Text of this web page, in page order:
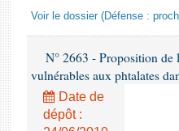
Voir le dossier (Défense :
N° 2663 - Proposition
vulnérables aux phtalates
Date de
dépôt :